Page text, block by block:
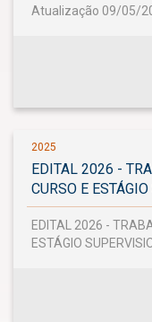
Atualização 09/05/
2025
EDITAL 2026 -
CURSO E
EDITAL 2026 -
ESTÁGIO